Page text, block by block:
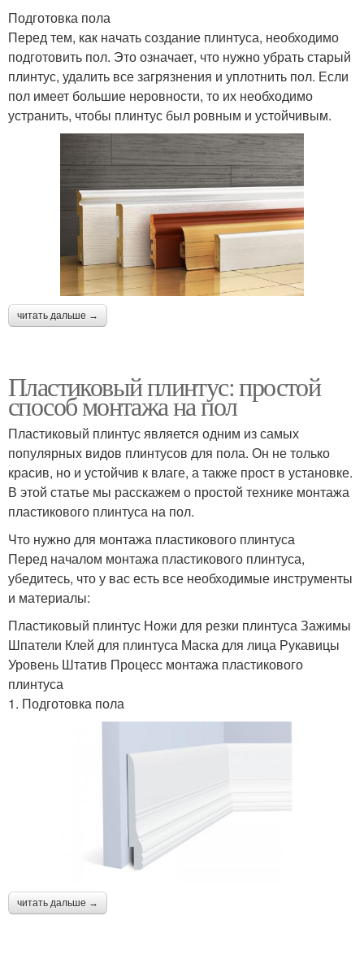
Подготовка пола
Перед тем, как начать создание плинтуса, необходимо
подготовить пол. Это означает, что нужно убрать старый
плинтус, удалить все загрязнения и уплотнить пол. Если
пол имеет большие неровности, то их необходимо
устранить, чтобы плинтус был ровным и устойчивым.
читать дальше →
Пластиковый плинтус: простой
способ монтажа на пол
Пластиковый плинтус является одним из самых
популярных видов плинтусов для пола. Он не только
красив, но и устойчив к влаге, а также прост в установке.
В этой статье мы расскажем о простой технике монтажа
пластикового плинтуса на пол.
Что нужно для монтажа пластикового плинтуса
Перед началом монтажа пластикового плинтуса,
убедитесь, что у вас есть все необходимые инструменты
и материалы:
Пластиковый плинтус Ножи для резки плинтуса Зажимы
Шпатели Клей для плинтуса Маска для лица Рукавицы
Уровень Штатив Процесс монтажа пластикового
плинтуса
1. Подготовка пола
читать дальше →